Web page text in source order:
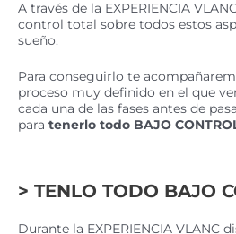
A través de la EXPERIENCIA
control total sobre todos estos
sueño.
Para conseguirlo te
proceso muy definido en el que
cada una de las fases antes de
para tenerlo todo BAJO
> TENLO TODO BAJO
Durante la EXPERIENCIA VLANC